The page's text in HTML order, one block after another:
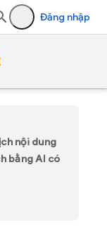
Đăng nhập
nội dung
bằng AI có